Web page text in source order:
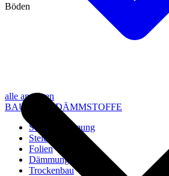
alle anzeigen
BAU- UND DÄMMSTOFFE
Steico Dämmung
Steico Zubehör
Folien
Dämmung
Trockenbau
Böden